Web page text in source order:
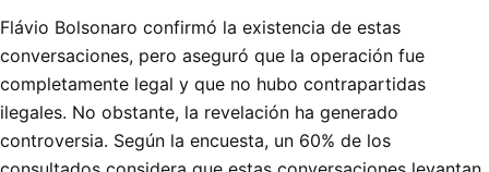
Flávio Bolsonaro confirmó la existencia de estas
conversaciones, pero aseguró que la operación fue
completamente legal y que no hubo contrapartidas
ilegales. No obstante, la revelación ha generado
controversia. Según la encuesta, un 60% de los